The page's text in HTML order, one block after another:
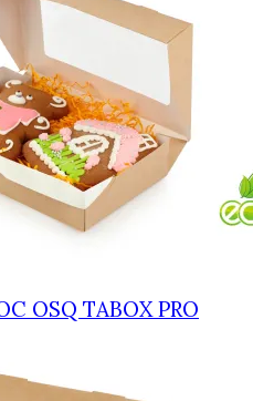
TABOX PRO